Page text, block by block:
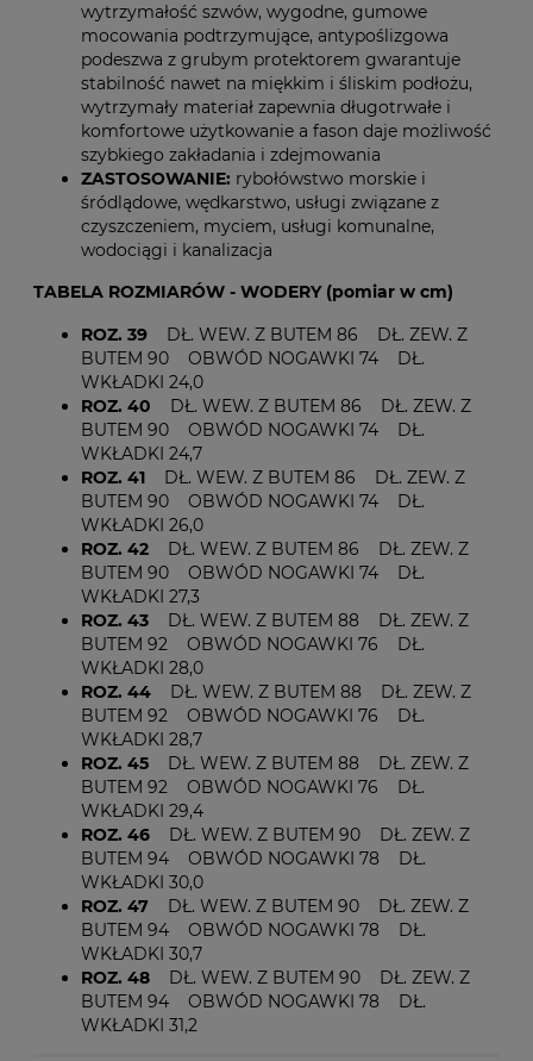
wytrzymałość szwów, wygodne, gumowe
mocowania podtrzymujące, antypoślizgowa
podeszwa z grubym protektorem gwarantuje
stabilność nawet na miękkim i śliskim podłożu,
wytrzymały materiał zapewnia długotrwałe i
komfortowe użytkowanie a fason daje możliwość
szybkiego zakładania i zdejmowania
ZASTOSOWANIE: rybołówstwo morskie i
śródlądowe, wędkarstwo, usługi związane z
czyszczeniem, myciem, usługi komunalne,
wodociągi i kanalizacja
TABELA ROZMIARÓW - WODERY (pomiar w cm)
ROZ. 39
DŁ. WEW. Z BUTEM 86 DŁ. ZEW. Z
BUTEM 90 OBWÓD NOGAWKI 74 DŁ.
WKŁADKI 24,0
ROZ. 40
DŁ. WEW. Z BUTEM 86 DŁ. ZEW. Z
BUTEM 90 OBWÓD NOGAWKI 74 DŁ.
WKŁADKI 24,7
ROZ. 41
DŁ. WEW. Z BUTEM 86 DŁ. ZEW. Z
BUTEM 90 OBWÓD NOGAWKI 74 DŁ.
WKŁADKI 26,0
ROZ. 42
DŁ. WEW. Z BUTEM 86 DŁ. ZEW. Z
BUTEM 90 OBWÓD NOGAWKI 74 DŁ.
WKŁADKI 27,3
ROZ. 43
DŁ. WEW. Z BUTEM 88 DŁ. ZEW. Z
BUTEM 92 OBWÓD NOGAWKI 76 DŁ.
WKŁADKI 28,0
ROZ. 44
DŁ. WEW. Z BUTEM 88 DŁ. ZEW. Z
BUTEM 92 OBWÓD NOGAWKI 76 DŁ.
WKŁADKI 28,7
ROZ. 45
DŁ. WEW. Z BUTEM 88 DŁ. ZEW. Z
BUTEM 92 OBWÓD NOGAWKI 76 DŁ.
WKŁADKI 29,4
ROZ. 46
DŁ. WEW. Z BUTEM 90 DŁ. ZEW. Z
BUTEM 94 OBWÓD NOGAWKI 78 DŁ.
WKŁADKI 30,0
ROZ. 47
DŁ. WEW. Z BUTEM 90 DŁ. ZEW. Z
BUTEM 94 OBWÓD NOGAWKI 78 DŁ.
WKŁADKI 30,7
ROZ. 48
DŁ. WEW. Z BUTEM 90 DŁ. ZEW. Z
BUTEM 94 OBWÓD NOGAWKI 78 DŁ.
WKŁADKI 31,2